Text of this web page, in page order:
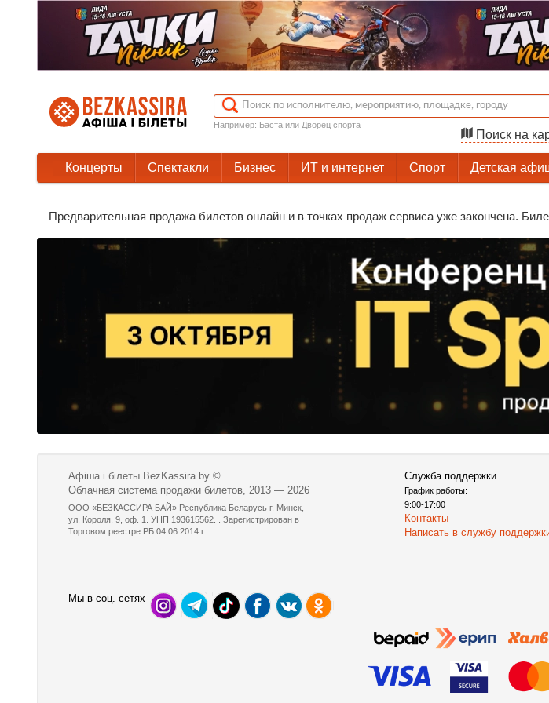
Например: Бастаили Дворец спорта
Поиск на
Концерты Спектакли Бизнес ИТ и интернет Спорт Детская
Предварительная продажа билетов онлайн и в точках продаж сервиса уже закончена.
Афіша і білеты BezKassira.by ©
Облачная система продажи билетов, 2013 — 2026
ООО «БЕЗКАССИРА БАЙ» Республика Беларусь г. Минск,
ул. Короля, 9, оф. 1. УНП 193615562. . Зарегистрирован в
Торговом реестре РБ 04.06.2014 г.
Служба поддержки
График работы:
9:00-17:00
Контакты
Написать в службу
Мы в соц. сетях